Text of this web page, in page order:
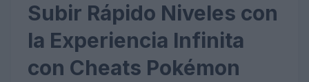
Subir Rápido Niveles con
la Experiencia Infinita
con Cheats Pokémon